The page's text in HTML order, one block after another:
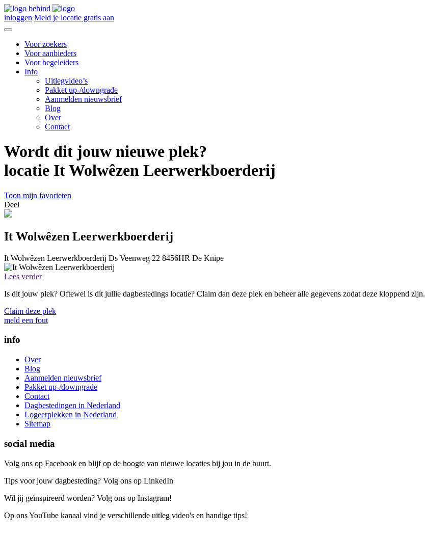
inloggen Meld je locatie gratis aan
Voor zoekers
Voor aanbieders
Voor begeleiders
Info
Uitlegvideo’s
Pakket up-/downgrade
Aanmelden nieuwsbrief
Blog
Over
Contact
Wordt dit jouw nieuwe plek?
locatie It Wolwêzen Leerwerkboerderij
Toon mijn favorieten
Deel
It Wolwêzen Leerwerkboerderij
It Wolwêzen Leerwerkboerderij Ds Veenweg 22 8456HR De Knipe
Lees verder
Is dit jouw plek? Oftewel is dit jullie dagbestedings locatie? Claim dan deze plek en beheer alle gegevens zodat deze kloppend zijn.
Claim deze plek
meld een fout
info
Over
Blog
Aanmelden nieuwsbrief
Pakket up-/downgrade
Contact
Dagbestedingen in Nederland
Logeerplekken in Nederland
Sitemap
social media
Volg ons op Facebook en blijf op de hoogte van nieuwe locaties bij jou in de buurt.
Tips voor jouw dagbesteding? Volg ons op LinkedIn
Wil jij geïnspireerd worden? Volg ons op Instagram!
Op ons YouTube kanaal vind je verschillende uitleg video's en handige tips!